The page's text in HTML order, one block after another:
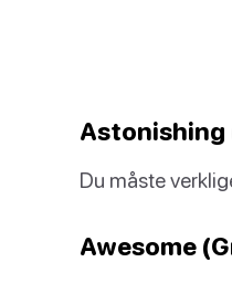
Astonishing
Du måste
Awesome